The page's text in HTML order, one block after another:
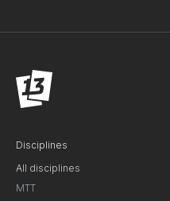
Disciplines
All disciplines
MTT